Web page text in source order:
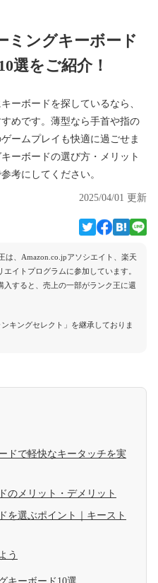
ミングキーボード
選をご紹介！
ーボードを探しているなら、
めです。薄型なら手首や指の
ームプレイも快適に過ごせま
ーボードの選び方・メリット
考にしてください。
2025/04/01 更新
は、Amazon.co.jpアソシエイト、楽天
イトプログラムに参加しています。
すると、売上の一部がランク王に還
キングセレクト」を継承しておりま
ドで軽快なキータッチを実
のメリット・デメリット
を選ぶポイント｜キースト
う